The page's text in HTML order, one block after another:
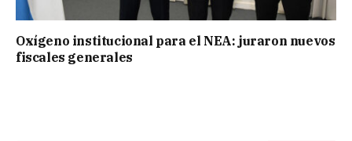
Oxígeno institucional para el NEA: juraron nuevos
fiscales generales